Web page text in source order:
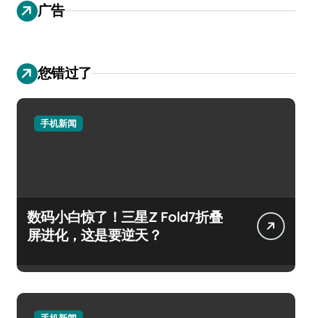
广告
您错过了
手机新闻
数码小白惊了！三星Z Fold7折叠
屏进化，这是要逆天？